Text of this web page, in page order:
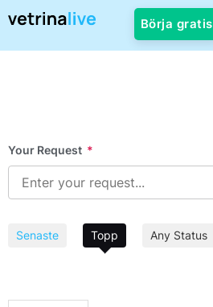
Börja gratis
Your Request *
Senaste Topp